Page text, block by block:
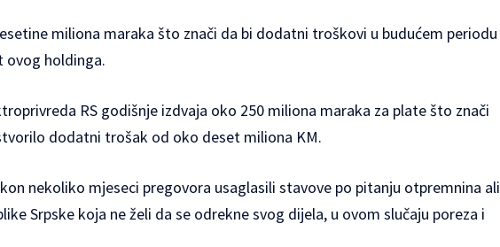
miliona maraka što znači da bi dodatni troškovi u budućem periodu
holdinga.
RS godišnje izdvaja oko 250 miliona maraka za plate što znači
dodatni trošak od oko deset miliona KM.
nekoliko mjeseci pregovora usaglasili stavove po pitanju otpremnina ali
Srpske koja ne želi da se odrekne svog dijela, u ovom slučaju poreza i